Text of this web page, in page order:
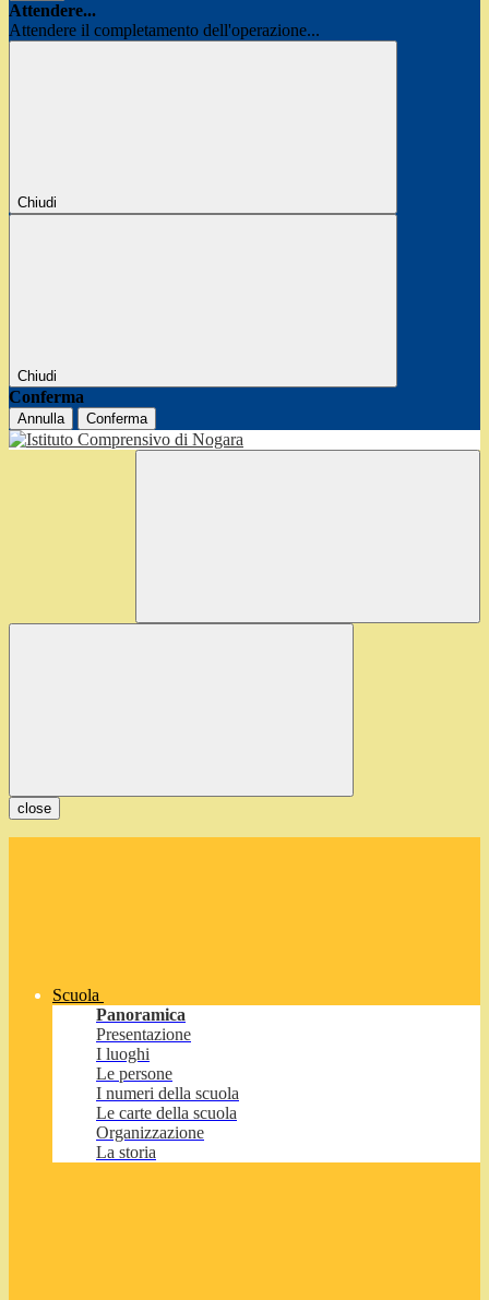
Attendere...
Attendere il completamento dell'operazione...
Chiudi
Chiudi
Conferma
Annulla Conferma
close
Scuola
Panoramica
Presentazione
I luoghi
Le persone
I numeri della scuola
Le carte della scuola
Organizzazione
La storia